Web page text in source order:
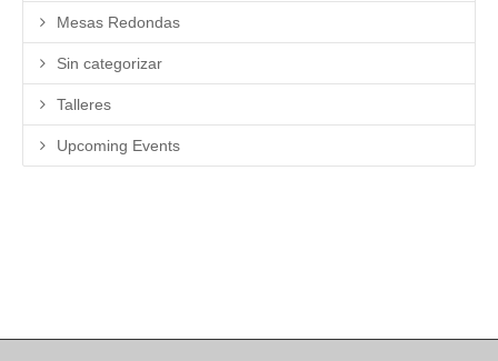
Mesas Redondas
Sin categorizar
Talleres
Upcoming Events